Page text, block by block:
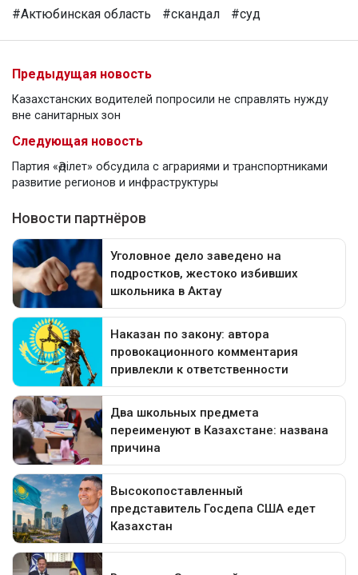
#Актюбинская область #скандал #суд
Предыдущая новость
Казахстанских водителей попросили не справлять нужду
вне санитарных зон
Следующая новость
Партия «Әділет» обсудила с аграриями и транспортниками
развитие регионов и инфраструктуры